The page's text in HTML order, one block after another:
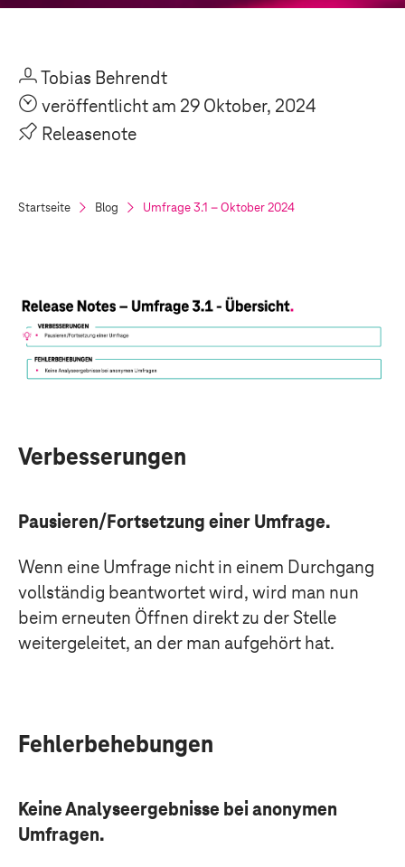
UTobias Behrendt
O veröffentlicht am 29 Oktober, 2024
P Releasenote
Startseite Blog Umfrage 3.1 – Oktober 2024
Verbesserungen
Pausieren/Fortsetzung einer Umfrage.
Wenn eine Umfrage nicht in einem Durchgang
vollständig beantwortet wird, wird man nun
beim erneuten Öffnen direkt zu der Stelle
weitergeleitet, an der man aufgehört hat.
Fehlerbehebungen
Keine Analyseergebnisse bei anonymen
Umfragen.